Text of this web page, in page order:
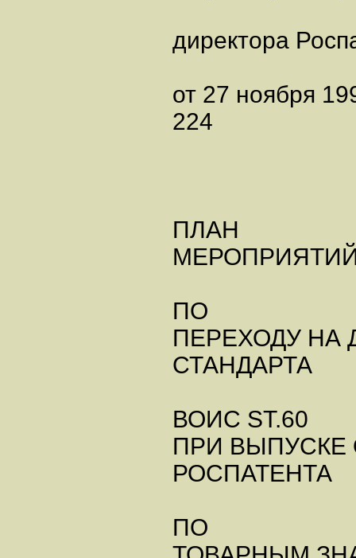
директора
от 27 ноября
224
ПЛАН
ПО
ПЕРЕХОДУ
СТАНДАРТА
ВОИС ST.60
ПРИ
РОСПАТЕНТА
ПО